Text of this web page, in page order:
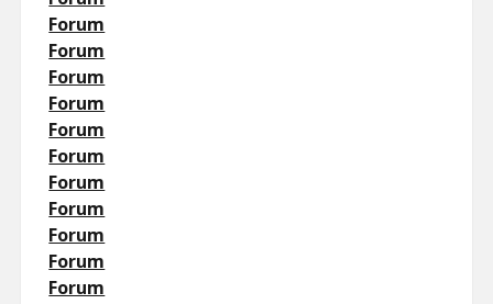
Forum
Forum
Forum
Forum
Forum
Forum
Forum
Forum
Forum
Forum
Forum